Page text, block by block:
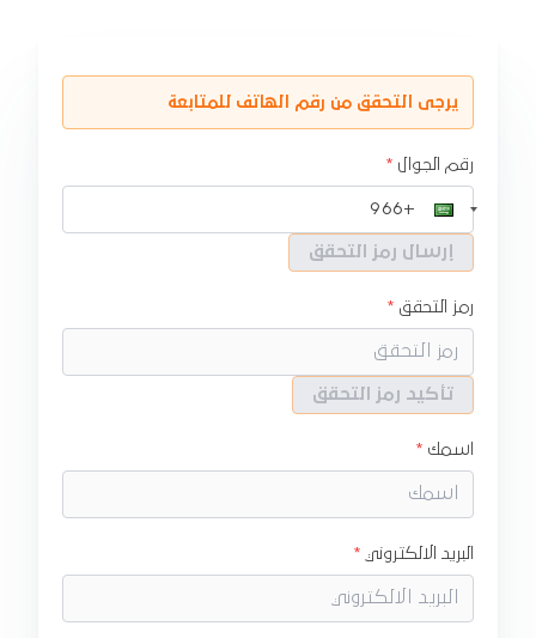
يرجى التحقق من رقم الهاتف للمتابعة
رقم الجوال
إرسال رمز التحقق
رمز التحقق
تأكيد رمز التحقق
اسمك
البريد الالكتروني